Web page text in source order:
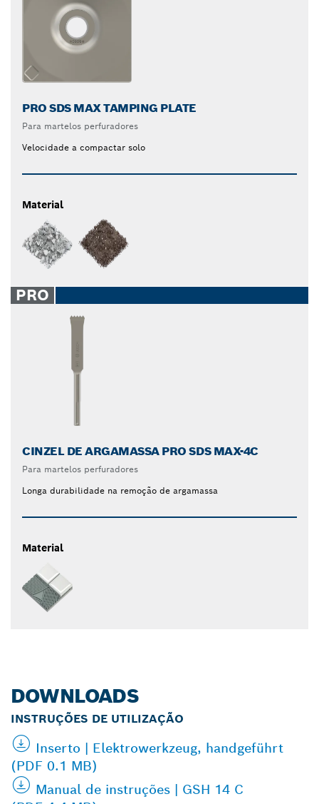
PRO SDS MAX TAMPING PLATE
Para martelos perfuradores
Velocidade a compactar solo
Material
PRO
CINZEL DE ARGAMASSA PRO SDS MAX-4C
Para martelos perfuradores
Longa durabilidade na remoção de argamassa
Material
DOWNLOADS
INSTRUÇÕES DE UTILIZAÇÃO
Inserto | Elektrowerkzeug, handgeführt
(PDF 0.1 MB)
Manual de instruções | GSH 14 C